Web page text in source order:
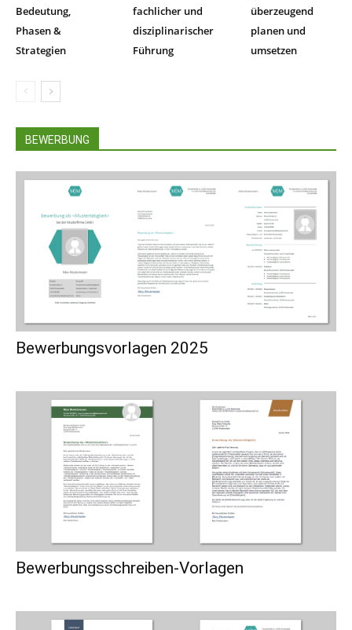
Bedeutung,
Phasen &
Strategien
fachlicher und
disziplinarischer
Führung
überzeugend
planen und
umsetzen
BEWERBUNG
Bewerbungsvorlagen 2025
Bewerbungsschreiben-Vorlagen